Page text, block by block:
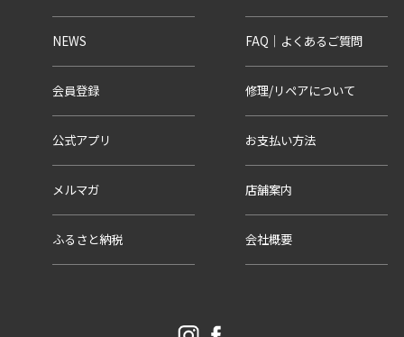
NEWS
会員登録
公式アプリ
メルマガ
ふるさと納税
FAQ｜よくあるご質問
修理/リペアについて
お支払い方法
店舗案内
会社概要